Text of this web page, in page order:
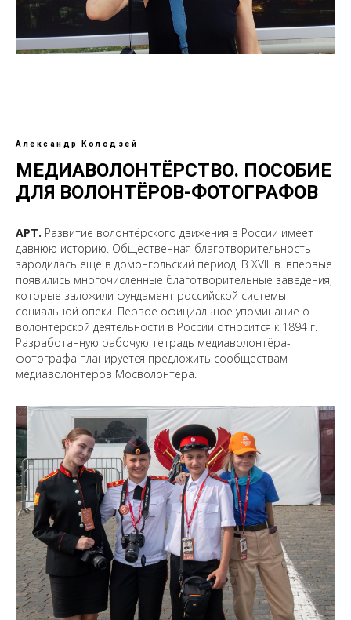
Александр Колодзей
МЕДИАВОЛОНТЁРСТВО. ПОСОБИЕ
ДЛЯ ВОЛОНТЁРОВ-ФОТОГРАФОВ
АРТ. Развитие волонтёрского движения в России имеет
давнюю историю. Общественная благотворительность
зародилась еще в домонгольский период. В XVIII в. впервые
появились многочисленные благотворительные заведения,
которые заложили фундамент российской системы
социальной опеки. Первое официальное упоминание о
волонтёрской деятельности в России относится к 1894 г.
Разработанную рабочую тетрадь медиаволонтёра-
фотографа планируется предложить сообществам
медиаволонтёров Мосволонтёра.